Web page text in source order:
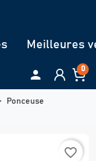
Meilleures
 0
Ponceuse
favorite_border